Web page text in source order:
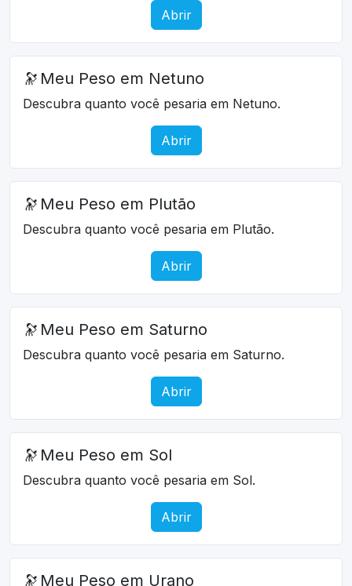
Abrir
🔭 Meu Peso em Netuno
Descubra quanto você pesaria em Netuno.
Abrir
🔭 Meu Peso em Plutão
Descubra quanto você pesaria em Plutão.
Abrir
🔭 Meu Peso em Saturno
Descubra quanto você pesaria em Saturno.
Abrir
🔭 Meu Peso em Sol
Descubra quanto você pesaria em Sol.
Abrir
🔭 Meu Peso em Urano